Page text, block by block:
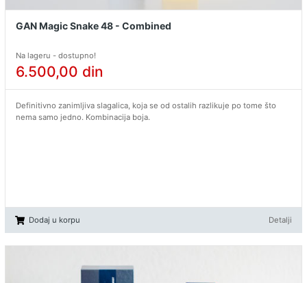
GAN Magic Snake 48 - Combined
Na lageru - dostupno!
6.500,00 din
Definitivno zanimljiva slagalica, koja se od ostalih razlikuje po tome što
nema samo jedno. Kombinacija boja.
Dodaj u korpu Detalji